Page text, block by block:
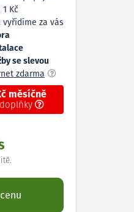
Kč
vyřídíme za vás
se slevou
zdarma
měsíčně
doplňky